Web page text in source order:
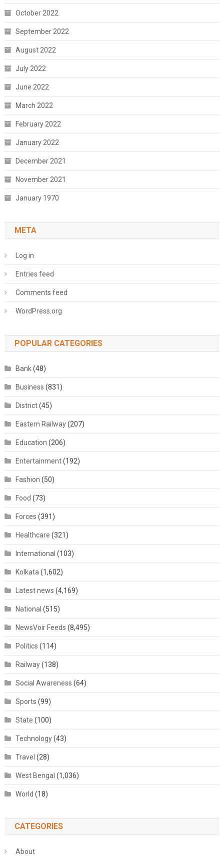
October 2022
September 2022
August 2022
July 2022
June 2022
March 2022
February 2022
January 2022
December 2021
November 2021
January 1970
META
Log in
Entries feed
Comments feed
WordPress.org
POPULAR CATEGORIES
Bank(48)
Business (831)
District(45)
Eastern Railway(207)
Education (206)
Entertainment(192)
Fashion (50)
Food (73)
Forces (391)
Healthcare (321)
International (103)
Kolkata (1,602)
Latest news (4,169)
National (515)
NewsVoir Feeds (8,495)
Politics (114)
Railway(138)
Social Awareness (64)
Sports (99)
State (100)
Technology(43)
Travel (28)
West Bengal (1,036)
World (18)
CATEGORIES
About